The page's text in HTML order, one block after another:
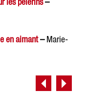
en aimant–Marie-